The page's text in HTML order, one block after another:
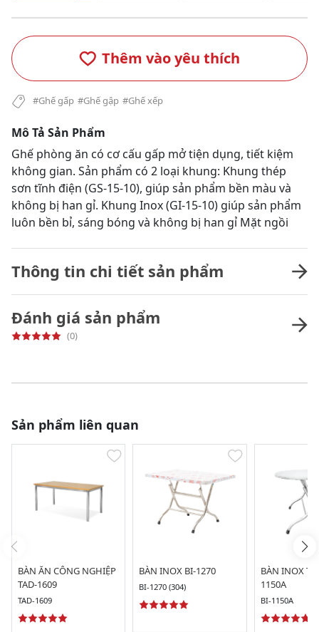
Thêm vào yêu thích
#Ghế gấp #Ghế gập #Ghế xếp
Mô Tả Sản Phẩm
Ghế phòng ăn có cơ cấu gấp mở tiện dụng, tiết kiệm
không gian. Sản phẩm có 2 loại khung: Khung thép
sơn tĩnh điện (GS-15-10), giúp sản phẩm bền màu và
không bị han gỉ. Khung Inox (GI-15-10) giúp sản phẩm
luôn bền bỉ, sáng bóng và không bị han gỉ Mặt ngồi
Thông tin chi tiết sản phẩm
Đánh giá sản phẩm
(0)
Sản phẩm liên quan
BÀN ĂN CÔNG NGHIỆP
TAD-1609
TAD-1609
BÀN INOX BI-1270
BI-1270 (304)
BÀN INOX
1150A
BI-1150A